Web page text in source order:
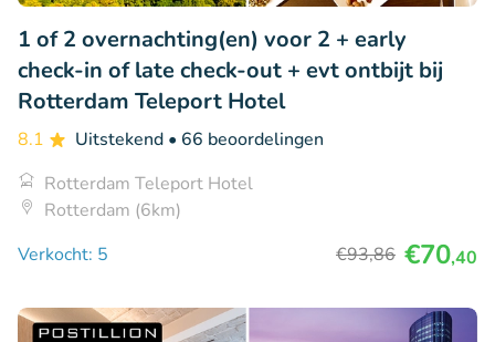
1 of 2 overnachting(en) voor 2 + early
check-in of late check-out + evt ontbijt bij
Rotterdam Teleport Hotel
8.1 Uitstekend • 66 beoordelingen
Rotterdam Teleport Hotel
Rotterdam (6km)
Verkocht: 5
€93,86 €70,40